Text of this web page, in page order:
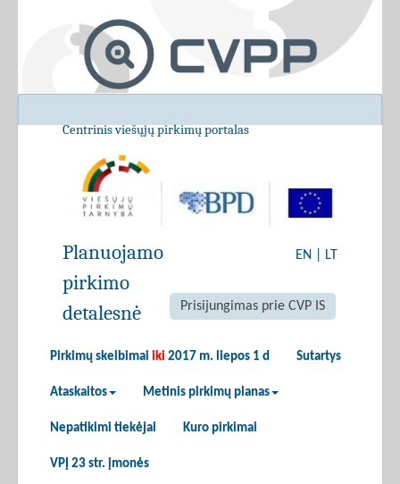
Centrinis viešųjų pirkimų portalas
EN LT
Prisijungimas prie CVP IS
Pirkimų skelbimai iki 2017 m. liepos 1 d Sutartys
Ataskaitos Metinis pirkimų planas
Nepatikimi tiekėjai Kuro pirkimai
VPĮ 23 str. įmonės
Planuojamo
pirkimo
detalesnė